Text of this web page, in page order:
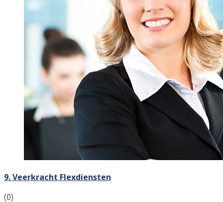
9. Veerkracht Flexdiensten
(0)